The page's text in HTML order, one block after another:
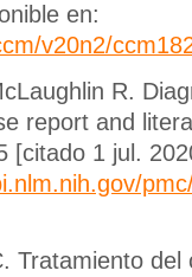
en:
v20n2/
R.
report and
[citado 1 jul.
Tratamiento del